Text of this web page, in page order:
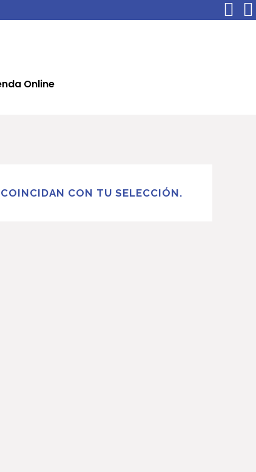
Online
CON TU SELECCIÓN.